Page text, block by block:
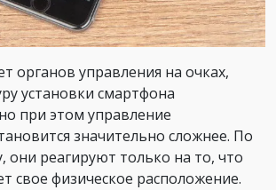
органов управления на очках,
установки смартфона
при этом управление
значительно сложнее. По
они реагируют только на то, что
свое физическое расположение.